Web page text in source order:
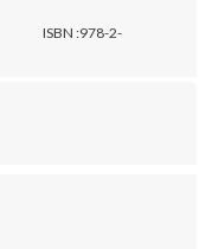
ISBN :978-2-